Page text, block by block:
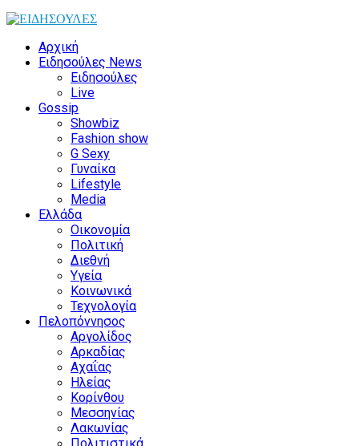
Αρχική
Ειδησούλες News
Ειδησούλες
Live
Gossip
Showbiz
Fashion show
G Sexy
Γυναίκα
Lifestyle
Media
Ελλάδα
Οικονομία
Πολιτική
Διεθνή
Υγεία
Κοινωνικά
Τεχνολογία
Πελοπόννησος
Αργολίδος
Αρκαδίας
Αχαΐας
Ηλείας
Κορίνθου
Μεσσηνίας
Λακωνίας
Πολιτιστικά